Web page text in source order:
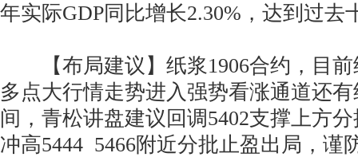
年实际GDP同比增长2.30%，达到过去
【布局建议】纸浆1906合约，目前
多点大行情走势进入强势看涨通道还
间，青松讲盘建议回调5402支撑上方
冲高5444 5466附近分批止盈出局，谨